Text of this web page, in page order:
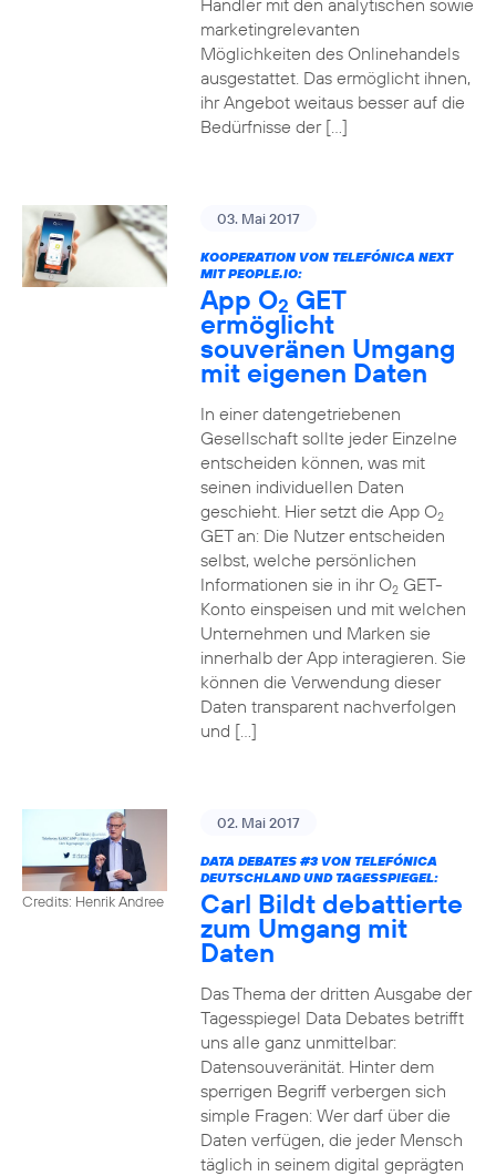
Händler mit den analytischen sowie
marketingrelevanten
Möglichkeiten des Onlinehandels
ausgestattet. Das ermöglicht ihnen,
ihr Angebot weitaus besser auf die
Bedürfnisse der […]
03. Mai 2017
KOOPERATION VON TELEFÓNICA NEXT
MIT PEOPLE.IO:
App O2 GET
ermöglicht
souveränen Umgang
mit eigenen Daten
In einer datengetriebenen
Gesellschaft sollte jeder Einzelne
entscheiden können, was mit
seinen individuellen Daten
geschieht. Hier setzt die App O2
GET an: Die Nutzer entscheiden
selbst, welche persönlichen
Informationen sie in ihr O2GET-
Konto einspeisen und mit welchen
Unternehmen und Marken sie
innerhalb der App interagieren. Sie
können die Verwendung dieser
Daten transparent nachverfolgen
und […]
Credits: Henrik Andree
02. Mai 2017
DATA DEBATES #3VON TELEFÓNICA
DEUTSCHLAND UND TAGESSPIEGEL:
Carl Bildt debattierte
zum Umgang mit
Daten
Das Thema der dritten Ausgabe der
Tagesspiegel Data Debates betrifft
uns alle ganz unmittelbar:
Datensouveränität. Hinter dem
sperrigen Begriff verbergen sich
simple Fragen: Wer darf über die
Daten verfügen, die jeder Mensch
täglich in seinem digital geprägten